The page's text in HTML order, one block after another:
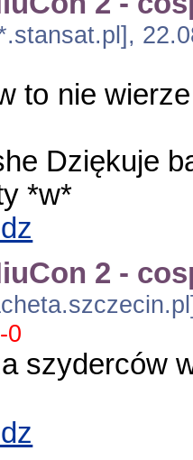
to nie
Dziękuje
*w*
2 -
-0
szyderców